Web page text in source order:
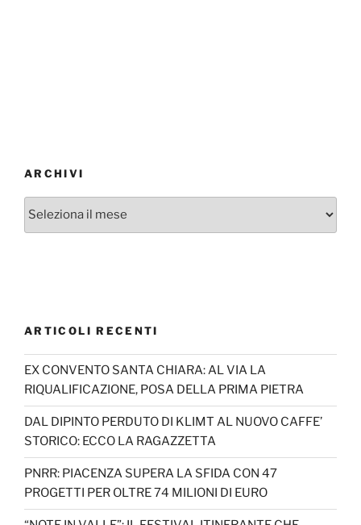
ARCHIVI
ARTICOLI RECENTI
EX CONVENTO SANTA CHIARA: AL VIA LA
RIQUALIFICAZIONE, POSA DELLA PRIMA PIETRA
DAL DIPINTO PERDUTO DI KLIMT AL NUOVO CAFFE’
STORICO: ECCO LA RAGAZZETTA
PNRR: PIACENZA SUPERA LA SFIDA CON 47
PROGETTI PER OLTRE 74 MILIONI DI EURO